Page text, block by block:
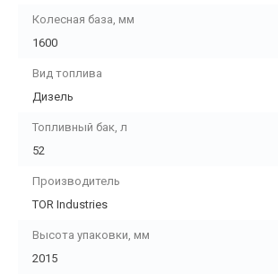
Колесная база, мм
1600
Вид топлива
Дизель
Топливный бак, л
52
Производитель
TOR Industries
Высота упаковки, мм
2015